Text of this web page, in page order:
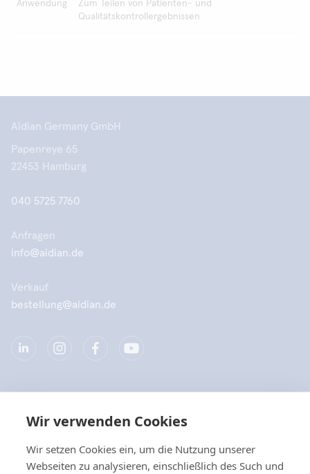
Wir verwenden Cookies
Wir setzen Cookies ein, um die Nutzung unserer
Webseiten zu analysieren, einschließlich des Such und
Anwendung
Zum Teilen von Patienten- und
Qualitätskontrollergebnissen
Aidian Germany GmbH
Papenreye 65
22453 Hamburg
040 5725 7760
Anfragen
info@aidian.de
Verkauf
bestellung@aidian.de